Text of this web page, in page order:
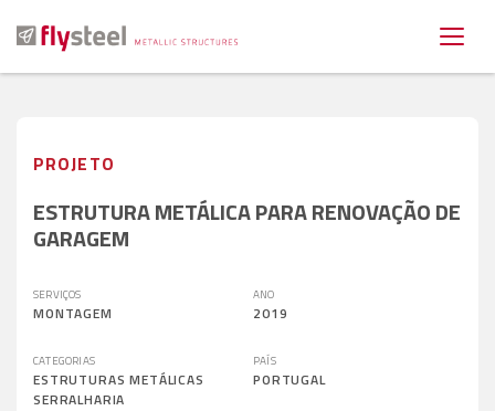
PROJETO
ESTRUTURA METÁLICA PARA RENOVAÇÃO DE
GARAGEM
SERVIÇOS
MONTAGEM
ANO
2019
CATEGORIAS
ESTRUTURAS METÁLICAS
SERRALHARIA
PAÍS
PORTUGAL